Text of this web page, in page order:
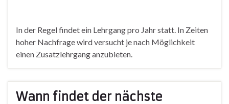
In der Regel findet ein Lehrgang pro Jahr statt. In Zeiten
hoher Nachfrage wird versucht je nach Möglichkeit
einen Zusatzlehrgang anzubieten.
Wann findet der nächste